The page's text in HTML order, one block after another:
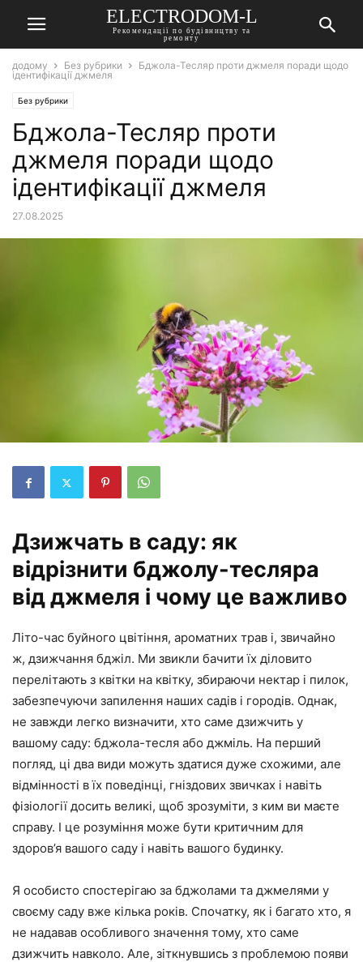
ELECTRODOM-L
Рекомендації по будівництву та
ремонту
додому Без рубрики
Бджола-Тесляр проти джмеля поради щодо
ідентифікації джмеля
Без рубрики
Бджола-Тесляр проти
джмеля поради щодо
ідентифікації джмеля
27.08.2025
Дзижчать в саду: як
відрізнити бджолу-тесляра
від джмеля і чому це важливо
Літо-час буйного цвітіння, ароматних трав і, звичайно
ж, дзижчання бджіл. Ми звикли бачити їх діловито
перелітають з квітки на квітку, збираючи нектар і пилок,
забезпечуючи запилення наших садів і городів. Однак,
не завжди легко визначити, хто саме дзижчить у
вашому саду: бджола-тесля або джміль. На перший
погляд, ці два види можуть здатися дуже схожими, але
відмінності в їх поведінці, гніздових звичках і навіть
фізіології досить великі, щоб зрозуміти, з ким ви маєте
справу. І це розуміння може бути критичним для
здоров’я вашого саду і навіть вашого будинку.
Я особисто спостерігаю за бджолами та джмелями у
своєму саду вже кілька років. Спочатку, як і багато хто, я
не надавав особливого значення тому, хто саме
дзижчить навколо. Але, зіткнувшись з проблемою появи